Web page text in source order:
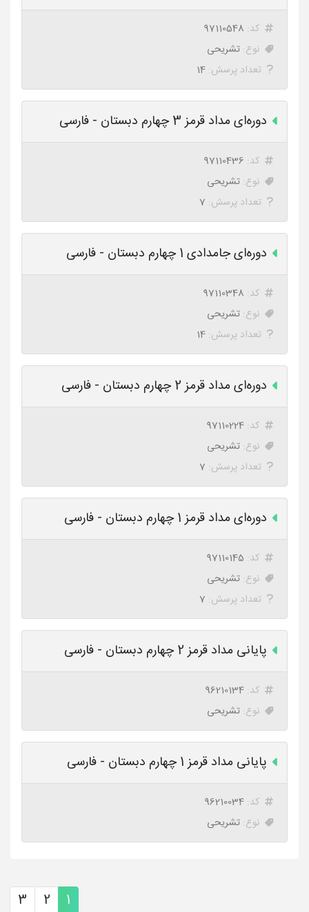
کد: 97110548
نوع: تشریحی
تعداد پرسش: 14
دوره‌ای مداد قرمز 3 چهارم دبستان - فارسی
کد: 97110436
نوع: تشریحی
تعداد پرسش: 7
دوره‌ای جامدادی 1 چهارم دبستان - فارسی
کد: 97110348
نوع: تشریحی
تعداد پرسش: 14
دوره‌ای مداد قرمز 2 چهارم دبستان - فارسی
کد: 97110224
نوع: تشریحی
تعداد پرسش: 7
دوره‌ای مداد قرمز 1 چهارم دبستان - فارسی
کد: 97110145
نوع: تشریحی
تعداد پرسش: 7
پایانی مداد قرمز 2 چهارم دبستان - فارسی
کد: 96210134
نوع: تشریحی
پایانی مداد قرمز 1 چهارم دبستان - فارسی
کد: 96210034
نوع: تشریحی
1
2
3